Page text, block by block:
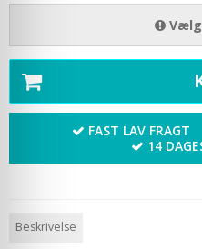
Vælg
FAST LAV FRAGT
14
Beskrivelse